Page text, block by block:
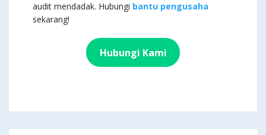
audit mendadak. Hubungi bantu pengusaha
sekarang!
Hubungi Kami